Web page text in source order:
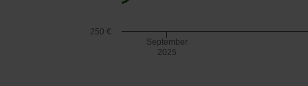
September
2025
250 €